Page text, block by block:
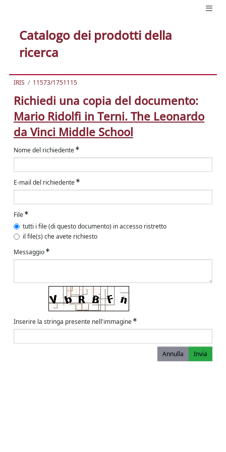
Catalogo dei prodotti della
ricerca
IRIS 11573/1751115
Richiedi una copia del documento:
Mario Ridolfi in Terni. The Leonardo
da Vinci Middle School
Nome del richiedente
E-mail del richiedente
File
tutti i file (di questo documento) in accesso ristretto
il file(s) che avete richiesto
Messaggio
Inserire la stringa presente nell'immagine
Annulla Invia